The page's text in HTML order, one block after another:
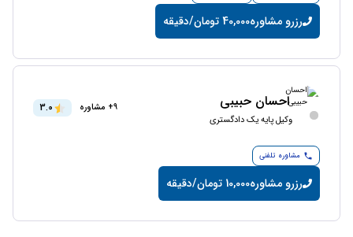
رزرو مشاوره40,000 تومان/دقیقه
احسان حبیبی
وکیل پایه یک دادگستری
9+ مشاوره 3.0
مشاوره تلفنی
رزرو مشاوره10,000 تومان/دقیقه